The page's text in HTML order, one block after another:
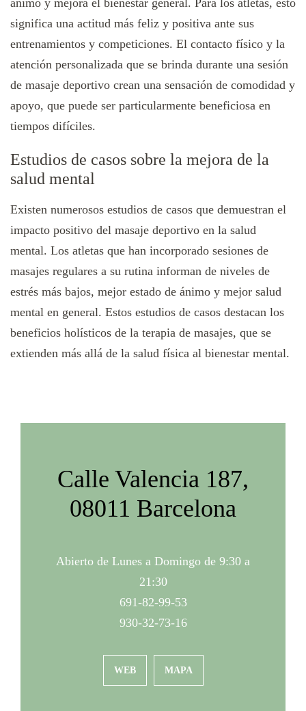
significa una actitud más feliz y positiva ante sus
entrenamientos y competiciones. El contacto físico y la
atención personalizada que se brinda durante una sesión
de masaje deportivo crean una sensación de comodidad y
apoyo, que puede ser particularmente beneficiosa en
tiempos difíciles.
Estudios de casos sobre la mejora de la
salud mental
Existen numerosos estudios de casos que demuestran el
impacto positivo del masaje deportivo en la salud
mental. Los atletas que han incorporado sesiones de
masajes regulares a su rutina informan de niveles de
estrés más bajos, mejor estado de ánimo y mejor salud
mental en general. Estos estudios de casos destacan los
beneficios holísticos de la terapia de masajes, que se
extienden más allá de la salud física al bienestar mental.
Calle Valencia 187,
08011 Barcelona
Abierto de Lunes a Domingo de 9:30 a
21:30
691-82-99-53
930-32-73-16
WEB MAPA